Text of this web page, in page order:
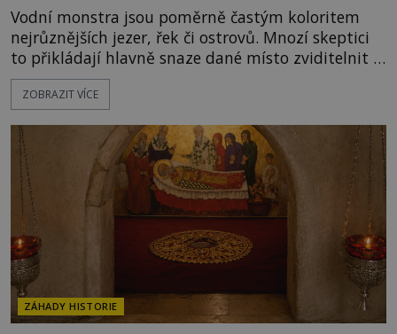
Vodní monstra jsou poměrně častým koloritem
nejrůznějších jezer, řek či ostrovů. Mnozí skeptici
to přikládají hlavně snaze dané místo zviditelnit a
přitáhnout k němu pozornost záhadám
nakloněných turistů. Je to také případ kyperského
legendami o něm ukrývat nějaký pravdivý základ?
V blízkosti Mysu Greco, jak se přez
ZOBRAZIT VÍCE
ZÁHADY HISTORIE